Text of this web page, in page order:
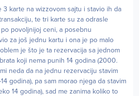
3 karte na wizzovom sajtu i stavio ih da
te tri karte su za odrasle
povoljnijoj ceni, a posebnu
za još jednu kartu i ona je po malo
je što je ta rezervacija sa jednom
koji nema punih 14 godina (2000.
neda da na jednu rezervaciju stavim
godina), pa sam morao njega da stavim
14 godina), sad me zanima koliko to